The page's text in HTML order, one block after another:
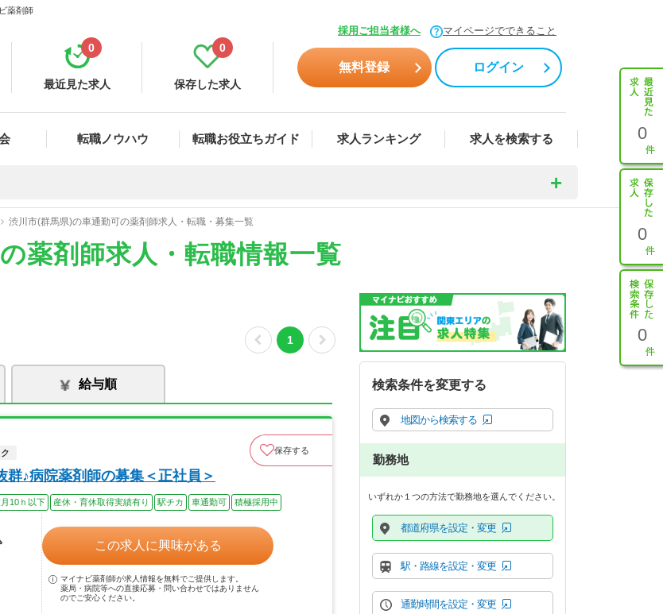
薬剤師
採用ご担当者様へ マイページでできること
最近見た求人
0
保存した求人
0
無料登録 ログイン
転職ノウハウ 転職お役立ちガイド 求人ランキング 求人を検索する 0
0
0
渋川市(群馬県)の車通勤可の薬剤師求人・転職・募集一覧
薬剤師求人・転職情報一覧
1
給与順
保存する
群♪病院薬剤師の募集＜正社員＞
10ｈ以下 産休・育休取得実績有り 駅チカ 車通勤可 積極採用中
この求人に興味がある
マイナビ薬剤師が求人情報を無料でご提供します。
薬局・病院等への直接応募・問い合わせではありません
のでご安心ください。
検索条件を変更する
地図から検索する
勤務地
いずれか１つの方法で勤務地を選んでください。
都道府県を設定・変更
駅・路線を設定・変更
通勤時間を設定・変更